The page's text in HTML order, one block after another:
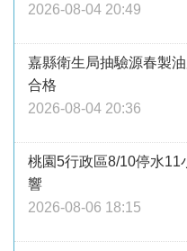
2026-08-04 20:49
嘉縣衛生局抽驗源春製
合格
2026-08-04 20:36
桃園5行政區8/10停水
響
2026-08-06 18:15